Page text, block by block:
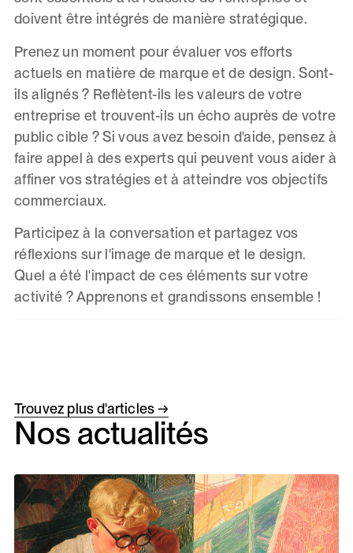
doivent être intégrés de manière stratégique.
Prenez un moment pour évaluer vos efforts
actuels en matière de marque et de design. Sont-
ils alignés ? Reflètent-ils les valeurs de votre
entreprise et trouvent-ils un écho auprès de votre
public cible ? Si vous avez besoin d'aide, pensez à
faire appel à des experts qui peuvent vous aider à
affiner vos stratégies et à atteindre vos objectifs
commerciaux.
Participez à la conversation et partagez vos
réflexions sur l'image de marque et le design.
Quel a été l'impact de ces éléments sur votre
activité ? Apprenons et grandissons ensemble !
Trouvez plus d'articles →
Nos actualités